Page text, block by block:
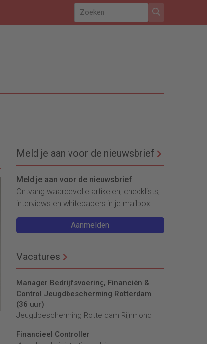
Meld je aan voor de nieuwsbrief
Meld je aan voor de nieuwsbrief
Ontvang waardevolle artikelen, checklists,
interviews en whitepapers in je mailbox.
Aanmelden
Vacatures
Manager Bedrijfsvoering, Financiën &
Control Jeugdbescherming Rotterdam
(36 uur)
Jeugdbescherming Rotterdam Rijnmond
Financieel Controller